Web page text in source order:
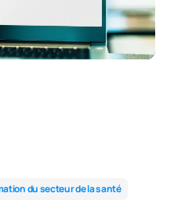
du secteur de la santé